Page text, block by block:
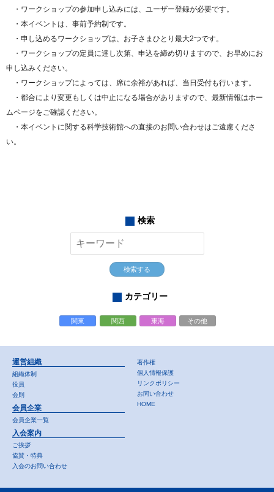
・ワークショップの参加申し込みには、ユーザー登録が必要です。
・本イベントは、事前予約制です。
・申し込めるワークショップは、お子さまひとり最大2つです。
・ワークショップの定員に達し次第、申込を締め切りますので、お早めにお
申し込みください。
・ワークショップによっては、席に余裕があれば、当日受付も行います。
・都合により変更もしくは中止になる場合がありますので、最新情報はホー
ムページをご確認ください。
・本イベントに関する科学技術館への直接のお問い合わせはご遠慮くださ
い。
検索
検索する
カテゴリー
関東 関西 東海 その他
運営組織
組織体制
役員
会則
会員企業
会員企業一覧
入会案内
ご挨拶
協賛・特典
入会のお問い合わせ
著作権
個人情報保護
リンクポリシー
お問い合わせ
HOME